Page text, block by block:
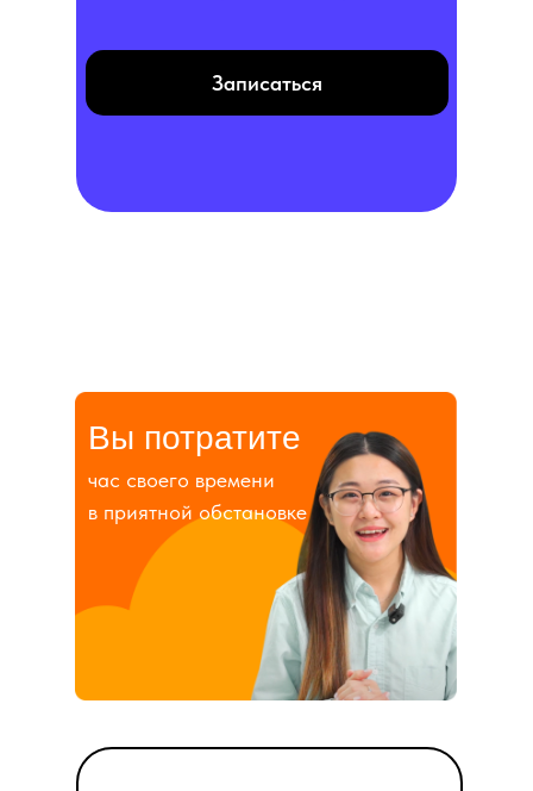
Записаться
Вы потратите
час своего времени
в приятной обстановке